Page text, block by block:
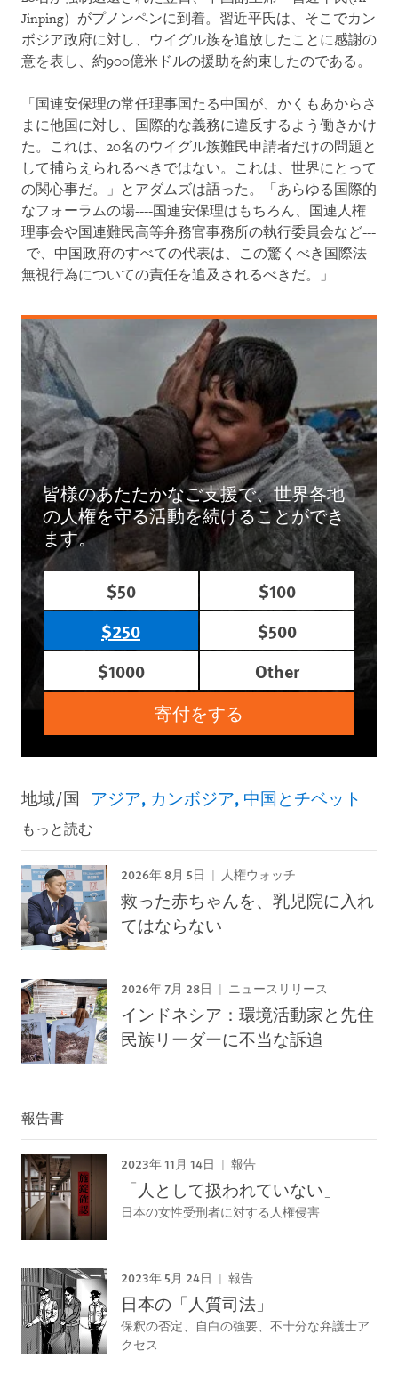
Jinping）がプノンペンに到着。習近平氏は、そこでカン
ボジア政府に対し、ウイグル族を追放したことに感謝の
意を表し、約900億米ドルの援助を約束したのである。
「国連安保理の常任理事国たる中国が、かくもあからさ
まに他国に対し、国際的な義務に違反するよう働きかけ
た。これは、20名のウイグル族難民申請者だけの問題と
して捕らえられるべきではない。これは、世界にとって
の関心事だ。」とアダムズは語った。「あらゆる国際的
なフォーラムの場----国連安保理はもちろん、国連人権
理事会や国連難民高等弁務官事務所の執行委員会など---
-で、中国政府のすべての代表は、この驚くべき国際法
無視行為についての責任を追及されるべきだ。」
皆様のあたたかなご支援で、世界各地
の人権を守る活動を続けることができ
ます。
$50
$100
$250
$500
$1000
Other
寄付をする
地域/国 アジア カンボジア 中国とチベット
もっと読む
2026年 8月 5日 人権ウォッチ
救った赤ちゃんを、乳児院に入れ
てはならない
2026年 7月 28日 ニュースリリース
インドネシア：環境活動家と先住
民族リーダーに不当な訴追
報告書
2023年 11月 14日 報告
「人として扱われていない」
日本の女性受刑者に対する人権侵害
2023年 5月 24日 報告
日本の「人質司法」
保釈の否定、自白の強要、不十分な弁護士ア
クセス